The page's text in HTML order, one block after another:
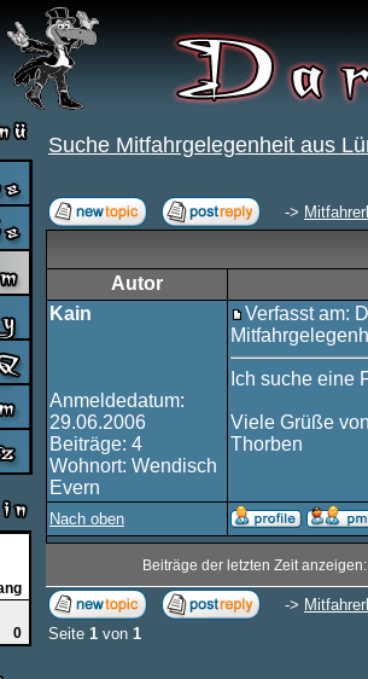
0
Suche Mitfahrgelegenheit aus
->
Autor
Kain
Anmeldedatum:
29.06.2006
Beiträge: 4
Wohnort: Wendisch
Evern
Verfasst am:
Ich suche eine
Viele Grüße
Thorben
Nach oben
Beiträge der letzten Zeit
->
Seite 1 von 1